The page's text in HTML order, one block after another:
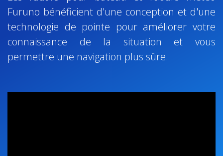
Furuno bénéficient d'une conception et d'une
technologie de pointe pour améliorer votre
connaissance de la situation et vous
permettre une navigation plus sûre.